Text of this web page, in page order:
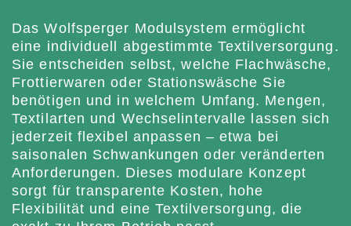
Das Wolfsperger Modulsystem ermöglicht
eine individuell abgestimmte Textilversorgung.
Sie entscheiden selbst, welche Flachwäsche,
Frottierwaren oder Stationswäsche Sie
benötigen und in welchem Umfang. Mengen,
Textilarten und Wechselintervalle lassen sich
jederzeit flexibel anpassen – etwa bei
saisonalen Schwankungen oder veränderten
Anforderungen. Dieses modulare Konzept
sorgt für transparente Kosten, hohe
Flexibilität und eine Textilversorgung, die